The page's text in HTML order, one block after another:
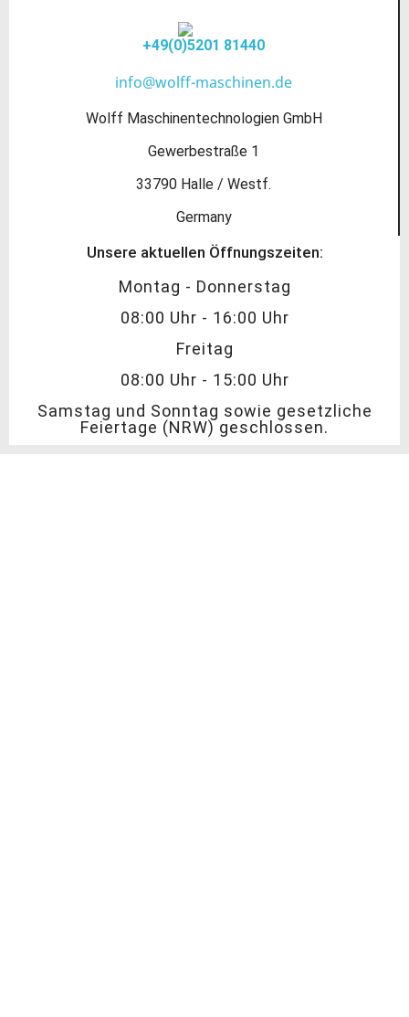
+49(0)5201 81440
info@wolff-maschinen.de
Wolff Maschinentechnologien GmbH
Gewerbestraße 1
33790 Halle / Westf.
Germany
Unsere aktuellen Öffnungszeiten:
Montag - Donnerstag
08:00 Uhr - 16:00 Uhr
Freitag
08:00 Uhr - 15:00 Uhr
Samstag und Sonntag sowie gesetzliche
Feiertage (NRW) geschlossen.